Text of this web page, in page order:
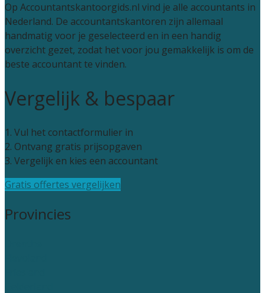
Op Accountantskantoorgids.nl vind je alle accountants in
Nederland. De accountantskantoren zijn allemaal
handmatig voor je geselecteerd en in een handig
overzicht gezet, zodat het voor jou gemakkelijk is om de
beste accountant te vinden.
Vergelijk & bespaar
1. Vul het contactformulier in
2. Ontvang gratis prijsopgaven
3. Vergelijk en kies een accountant
Gratis offertes vergelijken
Provincies